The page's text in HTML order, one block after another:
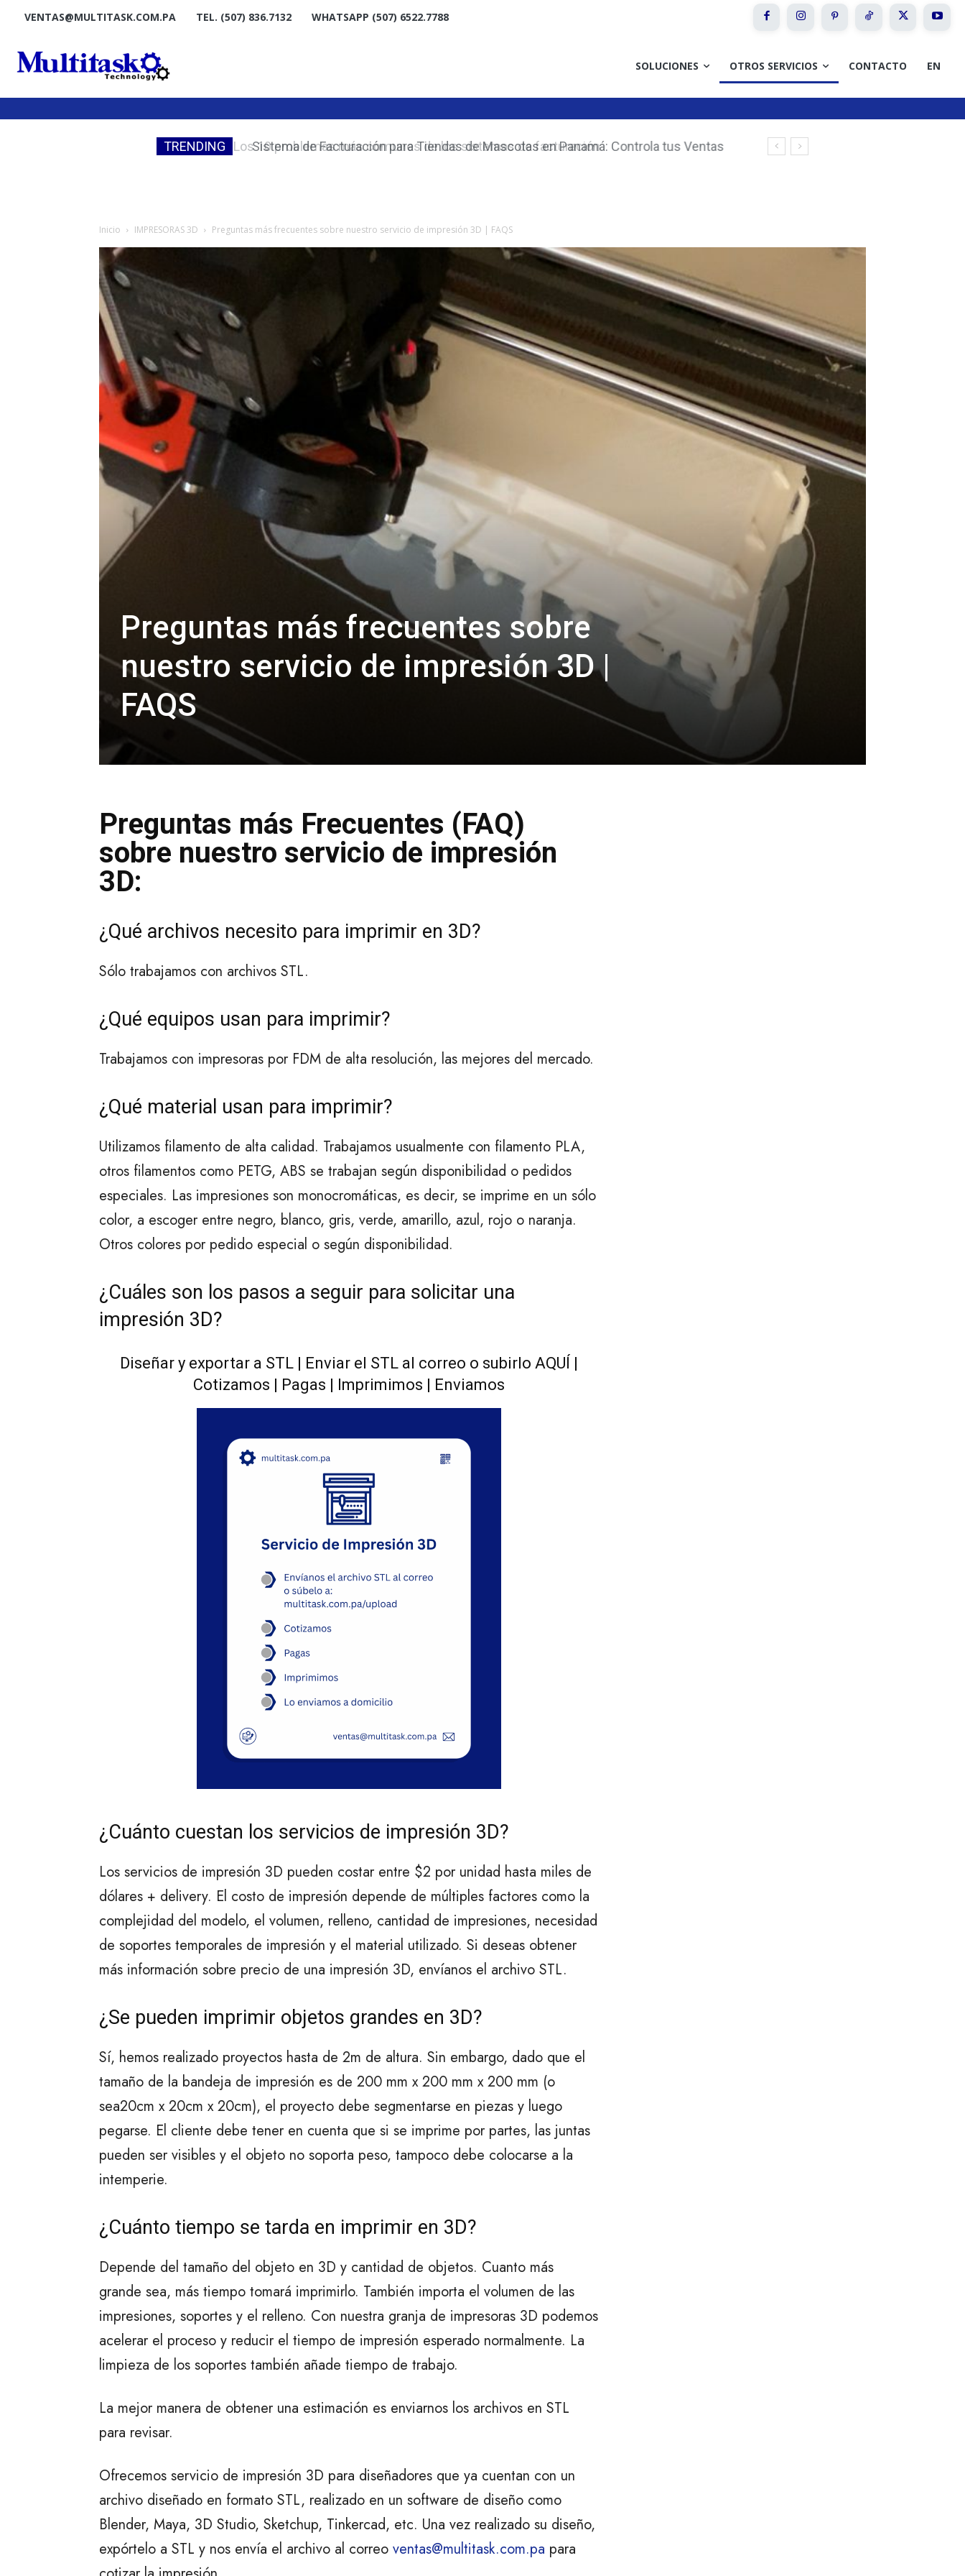
VENTAS@MULTITASK.COM.PA TEL. (507) 836.7132 WHATSAPP (507) 6522.7788
SOLUCIONES OTROS SERVICIOS CONTACTO EN
TRENDING
Sistema de Facturación para Tiendas de Mascotas en Panamá: Controla tus Ventas
Inicio IMPRESORAS 3D Preguntas más frecuentes sobre nuestro servicio de impresión 3D | FAQS
Preguntas más frecuentes sobre
nuestro servicio de impresión 3D |
FAQS
Preguntas más Frecuentes (FAQ)
sobre nuestro servicio de impresión
3D:
¿Qué archivos necesito para imprimir en 3D?
Sólo trabajamos con archivos STL.
¿Qué equipos usan para imprimir?
Trabajamos con impresoras por FDM de alta resolución, las mejores del mercado.
¿Qué material usan para imprimir?
Utilizamos filamento de alta calidad. Trabajamos usualmente con filamento PLA,
otros filamentos como PETG, ABS se trabajan según disponibilidad o pedidos
especiales. Las impresiones son monocromáticas, es decir, se imprime en un sólo
color, a escoger entre negro, blanco, gris, verde, amarillo, azul, rojo o naranja.
Otros colores por pedido especial o según disponibilidad.
¿Cuáles son los pasos a seguir para solicitar una
impresión 3D?
Diseñar y exportar a STL | Enviar el STL al correo o subirlo AQUÍ |
Cotizamos | Pagas | Imprimimos | Enviamos
¿Cuánto cuestan los servicios de impresión 3D?
Los servicios de impresión 3D pueden costar entre $2 por unidad hasta miles de
dólares + delivery. El costo de impresión depende de múltiples factores como la
complejidad del modelo, el volumen, relleno, cantidad de impresiones, necesidad
de soportes temporales de impresión y el material utilizado. Si deseas obtener
más información sobre precio de una impresión 3D, envíanos el archivo STL.
¿Se pueden imprimir objetos grandes en 3D?
Sí, hemos realizado proyectos hasta de 2m de altura. Sin embargo, dado que el
tamaño de la bandeja de impresión es de 200 mm x 200 mm x 200 mm (o
sea20cm x 20cm x 20cm), el proyecto debe segmentarse en piezas y luego
pegarse. El cliente debe tener en cuenta que si se imprime por partes, las juntas
pueden ser visibles y el objeto no soporta peso, tampoco debe colocarse a la
intemperie.
¿Cuánto tiempo se tarda en imprimir en 3D?
Depende del tamaño del objeto en 3D y cantidad de objetos. Cuanto más
grande sea, más tiempo tomará imprimirlo. También importa el volumen de las
impresiones, soportes y el relleno. Con nuestra granja de impresoras 3D podemos
acelerar el proceso y reducir el tiempo de impresión esperado normalmente. La
limpieza de los soportes también añade tiempo de trabajo.
La mejor manera de obtener una estimación es enviarnos los archivos en STL
para revisar.
Ofrecemos servicio de impresión 3D para diseñadores que ya cuentan con un
archivo diseñado en formato STL, realizado en un software de diseño como
Blender, Maya, 3D Studio, Sketchup, Tinkercad, etc. Una vez realizado su diseño,
expórtelo a STL y nos envía el archivo al correo ventas@multitask.com.pa para